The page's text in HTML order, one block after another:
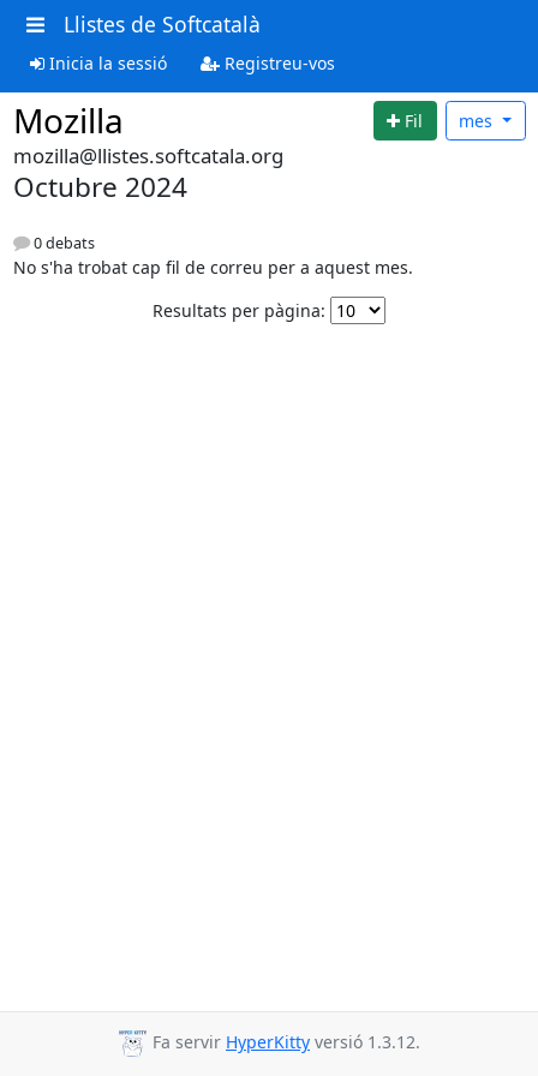
Llistes de Softcatalà
Inicia la sessió Registreu-vos
Mozilla Fil mes
mozilla@llistes.softcatala.org
Octubre 2024
0 debats
No s'ha trobat cap fil de correu per a aquest mes.
Resultats per pàgina:
Fa servir HyperKitty versió 1.3.12.